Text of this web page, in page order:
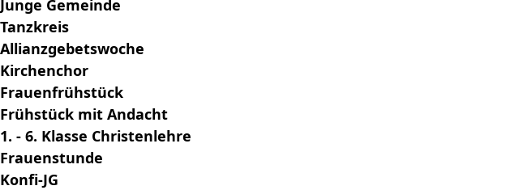
Junge Gemeinde
Tanzkreis
Allianzgebetswoche
Kirchenchor
Frauenfrühstück
Frühstück mit Andacht
1. - 6. Klasse Christenlehre
Frauenstunde
Konfi-JG